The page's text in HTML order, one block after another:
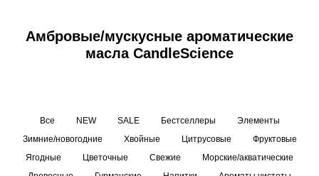
Амбровые/мускусные ароматические
масла CandleScience
Все NEW SALE Бестселлеры
Элементы
Зимние/новогодние
Хвойные Цитрусовые
Фруктовые
Ягодные
Цветочные Свежие
Морские/акватические